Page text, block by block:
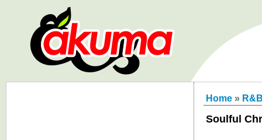
Home »
Soulful